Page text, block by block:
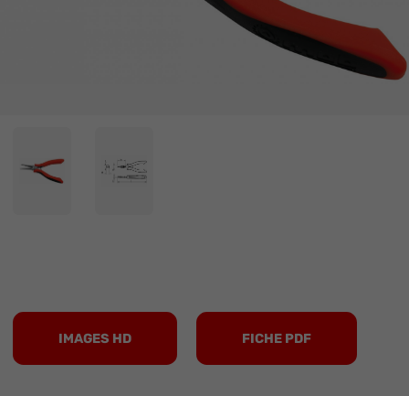
IMAGES HD FICHE PDF